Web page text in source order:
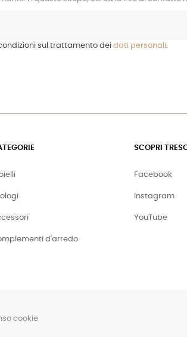
sul trattamento dei dati personali.
d'arredo
SCOPRI
Facebook
Instagram
YouTube
cookie